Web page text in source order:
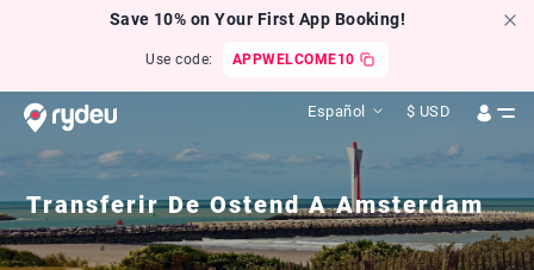
Save 10% on Your First App Booking!
Use code: APPWELCOME10
Español $ USD
Transferir De Ostend A Amsterdam